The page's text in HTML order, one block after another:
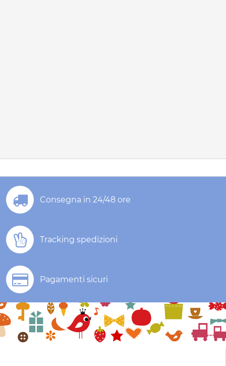
Consegna in 24/48 ore
Tracking spedizioni
Pagamenti sicuri